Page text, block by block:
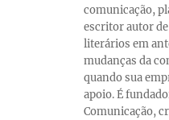
comunicação,
escritor autor
literários em
mudanças da
quando sua
apoio. É
Comunicação,